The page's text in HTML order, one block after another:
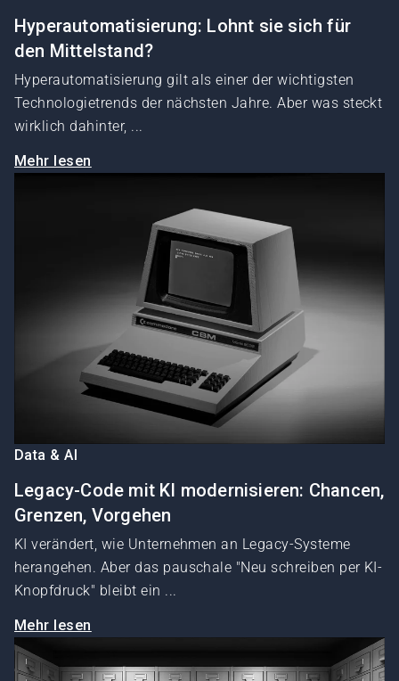
Hyperautomatisierung: Lohnt sie sich für
den Mittelstand?
Hyperautomatisierung gilt als einer der wichtigsten
Technologietrends der nächsten Jahre. Aber was steckt
wirklich dahinter, ...
Mehr lesen
Data & AI
Legacy-Code mit KI modernisieren: Chancen,
Grenzen, Vorgehen
KI verändert, wie Unternehmen an Legacy-Systeme
herangehen. Aber das pauschale "Neu schreiben per KI-
Knopfdruck" bleibt ein ...
Mehr lesen